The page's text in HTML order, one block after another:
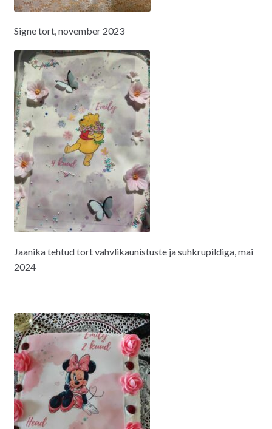
Signe tort, november 2023
Jaanika tehtud tort vahvlikaunistuste ja suhkrupildiga, mai
2024